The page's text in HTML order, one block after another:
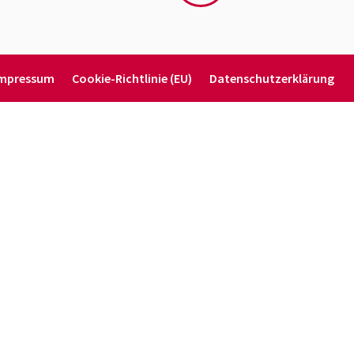
Cookie-Richt­­linie (EU) Daten­schutz­er­klärung